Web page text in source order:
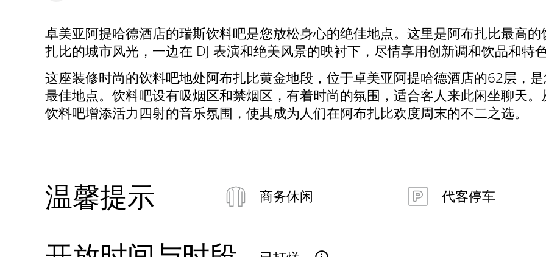
卓美亚阿提哈德酒店的瑞斯饮料吧是您放松身心的绝佳地点。这里是阿布扎比最高
扎比的城市风光，一边在 DJ 表演和绝美风景的映衬下，尽情享用创新调和饮品和特
这座装修时尚的饮料吧地处阿布扎比黄金地段，位于卓美亚阿提哈德酒店的62层，
最佳地点。饮料吧设有吸烟区和禁烟区，有着时尚的氛围，适合客人来此闲坐聊天
饮料吧增添活力四射的音乐氛围，使其成为人们在阿布扎比欢度周末的不二之选。
温馨提示 商务休闲 代客停车